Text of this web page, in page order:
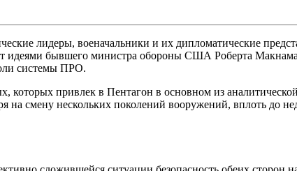
лидеры, военачальники и их дипломатические
бывшего министра обороны США Роберта
системы ПРО.
которых привлек в Пентагон в основном из
на смену нескольких поколений вооружений, вплоть до